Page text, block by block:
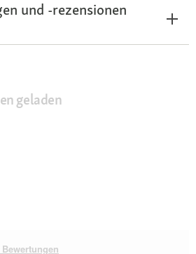
und -rezensionen
geladen
Bewertungen